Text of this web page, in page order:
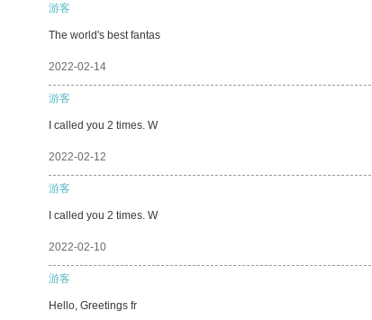
游客
The world's best fantas
2022-02-14
游客
I called you 2 times. W
2022-02-12
游客
I called you 2 times. W
2022-02-10
游客
Hello, Greetings fr